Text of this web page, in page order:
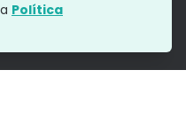
Política